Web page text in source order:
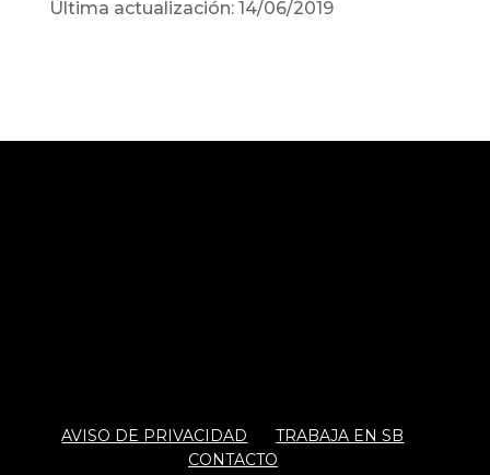
Última actualización: 14/06/2019
AVISO DE PRIVACIDAD
TRABAJA EN SB
CONTACTO